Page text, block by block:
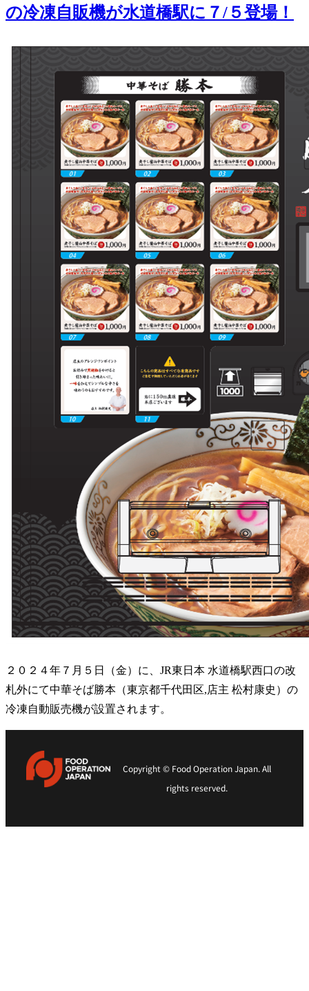
の冷凍自販機が水道橋駅に７/５登場！
２０２４年７月５日（金）に、JR東日本 水道橋駅西口の改
札外にて中華そば勝本（東京都千代田区,店主 松村康史）の
冷凍自動販売機が設置されます。
Copyright © Food Operation Japan. All
rights reserved.